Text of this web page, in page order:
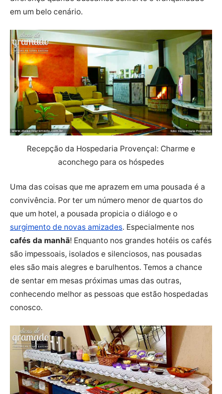
em um belo cenário.
Recepção da Hospedaria Provençal: Charme e
aconchego para os hóspedes
Uma das coisas que me aprazem em uma pousada é a
convivência. Por ter um número menor de quartos do
que um hotel, a pousada propicia o diálogo e o
surgimento de novas amizades. Especialmente nos
cafés da manhã! Enquanto nos grandes hotéis os cafés
são impessoais, isolados e silenciosos, nas pousadas
eles são mais alegres e barulhentos. Temos a chance
de sentar em mesas próximas umas das outras,
conhecendo melhor as pessoas que estão hospedadas
conosco.